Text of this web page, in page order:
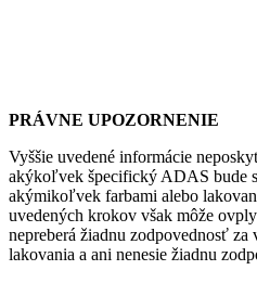
PRÁVNE UPOZORNENIE
Vyššie uvedené informácie
akýkoľvek špecifický ADAS bude
akýmikoľvek farbami alebo
uvedených krokov však môže
nepreberá žiadnu zodpovednosť za
lakovania a ani nenesie žiadnu